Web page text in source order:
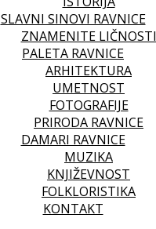
SLAVNI SINOVI RAVNICE
ZNAMENITE LIČNOSTI
PALETA RAVNICE
ARHITEKTURA
UMETNOST
FOTOGRAFIJE
PRIRODA RAVNICE
DAMARI RAVNICE
MUZIKA
KNJIŽEVNOST
FOLKLORISTIKA
KONTAKT